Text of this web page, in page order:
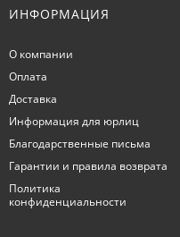
ИНФОРМАЦИЯ
О компании
Оплата
Доставка
Информация для юрлиц
Благодарственные письма
Гарантии и правила возврата
Политика
конфиденциальности